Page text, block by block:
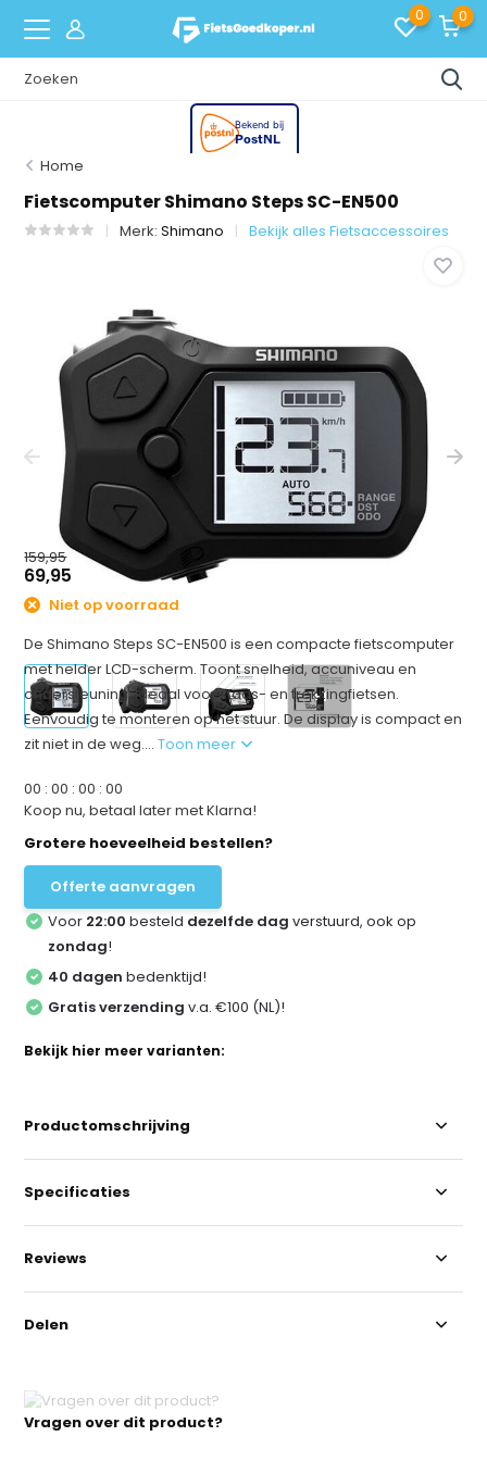
0 0
Home
Fietscomputer Shimano Steps SC-EN500
Merk:Shimano Bekijk alles Fietsaccessoires
+1
159,95
69,95
Niet op voorraad
De Shimano Steps SC-EN500 is een compacte fietscomputer
met helder LCD-scherm. Toont snelheid, accuniveau en
ondersteuning. Ideaal voor stads- en trekkingfietsen.
Eenvoudig te monteren op het stuur. De display is compact en
zit niet in de weg....Toon meer
00 :00 :00 :00
Koop nu, betaal later met Klarna!
Grotere hoeveelheid bestellen?
Offerte aanvragen
Voor 22:00 besteld dezelfde dag verstuurd, ook op
zondag!
40 dagen bedenktijd!
Gratis verzending v.a. €100 (NL)!
Bekijk hier meer varianten:
Vragen over dit product?
Productomschrijving
Specificaties
Reviews
Delen